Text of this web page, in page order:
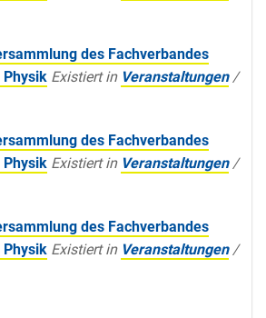
des Fachverbandes
Physik Existiert in Veranstaltungen /
des Fachverbandes
Physik Existiert in Veranstaltungen /
des Fachverbandes
Physik Existiert in Veranstaltungen /